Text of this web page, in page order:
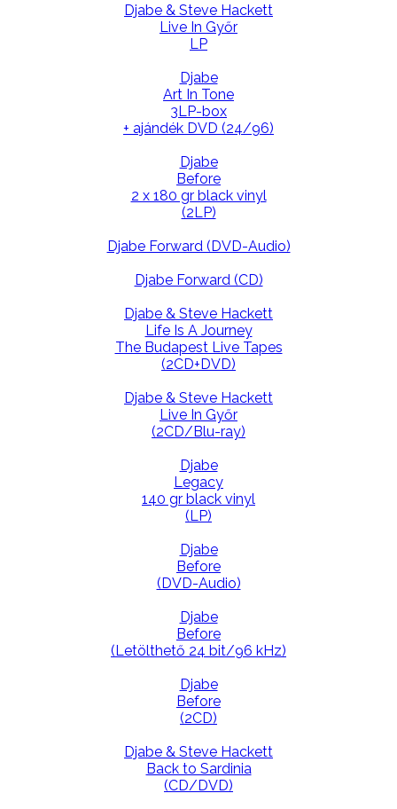
Djabe & Steve Hackett
Live In Győr
LP
Djabe
Art In Tone
3LP-box
+ ajándék DVD (24/96)
Djabe
Before
2 x 180 gr black vinyl
(2LP)
Djabe Forward (DVD-Audio)
Djabe Forward (CD)
Djabe & Steve Hackett
Life Is A Journey
The Budapest Live Tapes
(2CD+DVD)
Djabe & Steve Hackett
Live In Győr
(2CD/Blu-ray)
Djabe
Legacy
140 gr black vinyl
(LP)
Djabe
Before
(DVD-Audio)
Djabe
Before
(Letölthető 24 bit/96 kHz)
Djabe
Before
(2CD)
Djabe & Steve Hackett
Back to Sardinia
(CD/DVD)